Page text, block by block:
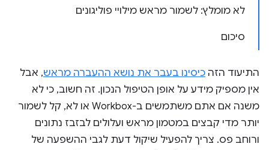
לא מומלץ: לשמור מראש מילויי פוליגונים
סיכום
התיעוד הזה כיסינו בעבר את נושא ההעברה מראש, אבל
אין מספיק מידע על אופן הטיפול הנכון. זה חשוב, כי לא
משנה אם אתם משתמשים ב-Workbox או לא, קל לשמור
יותר מדי קבצים במטמון מראש ועלולים לבזבז נתונים
ורוחב פס. צריך להפעיל שיקול דעת לגבי ההשפעה של